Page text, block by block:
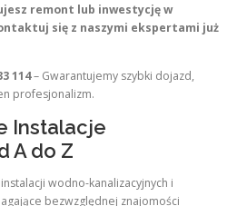
remont lub inwestycję w
się z naszymi ekspertami już
114– Gwarantujemy szybki dojazd,
profesjonalizm.
Instalacje
A do Z
wodno-kanalizacyjnych i
bezwzględnej znajomości